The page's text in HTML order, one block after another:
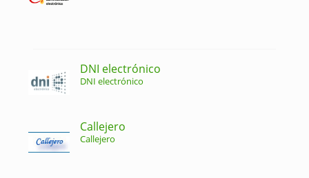
DNI electrónico
DNI electrónico
Callejero
Callejero